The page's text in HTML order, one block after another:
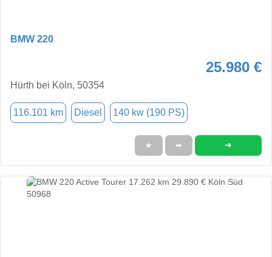
BMW 220
25.980 €
Hürth bei Köln, 50354
116.101 km Diesel 140 kw (190 PS)
★ ➦ ➜